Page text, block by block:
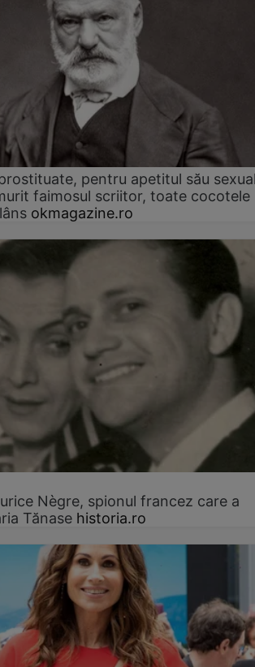
pentru apetitul său
faimosul scriitor, toate cocotele
okmagazine.ro
Nègre, spionul francez care a
Tănase historia.ro